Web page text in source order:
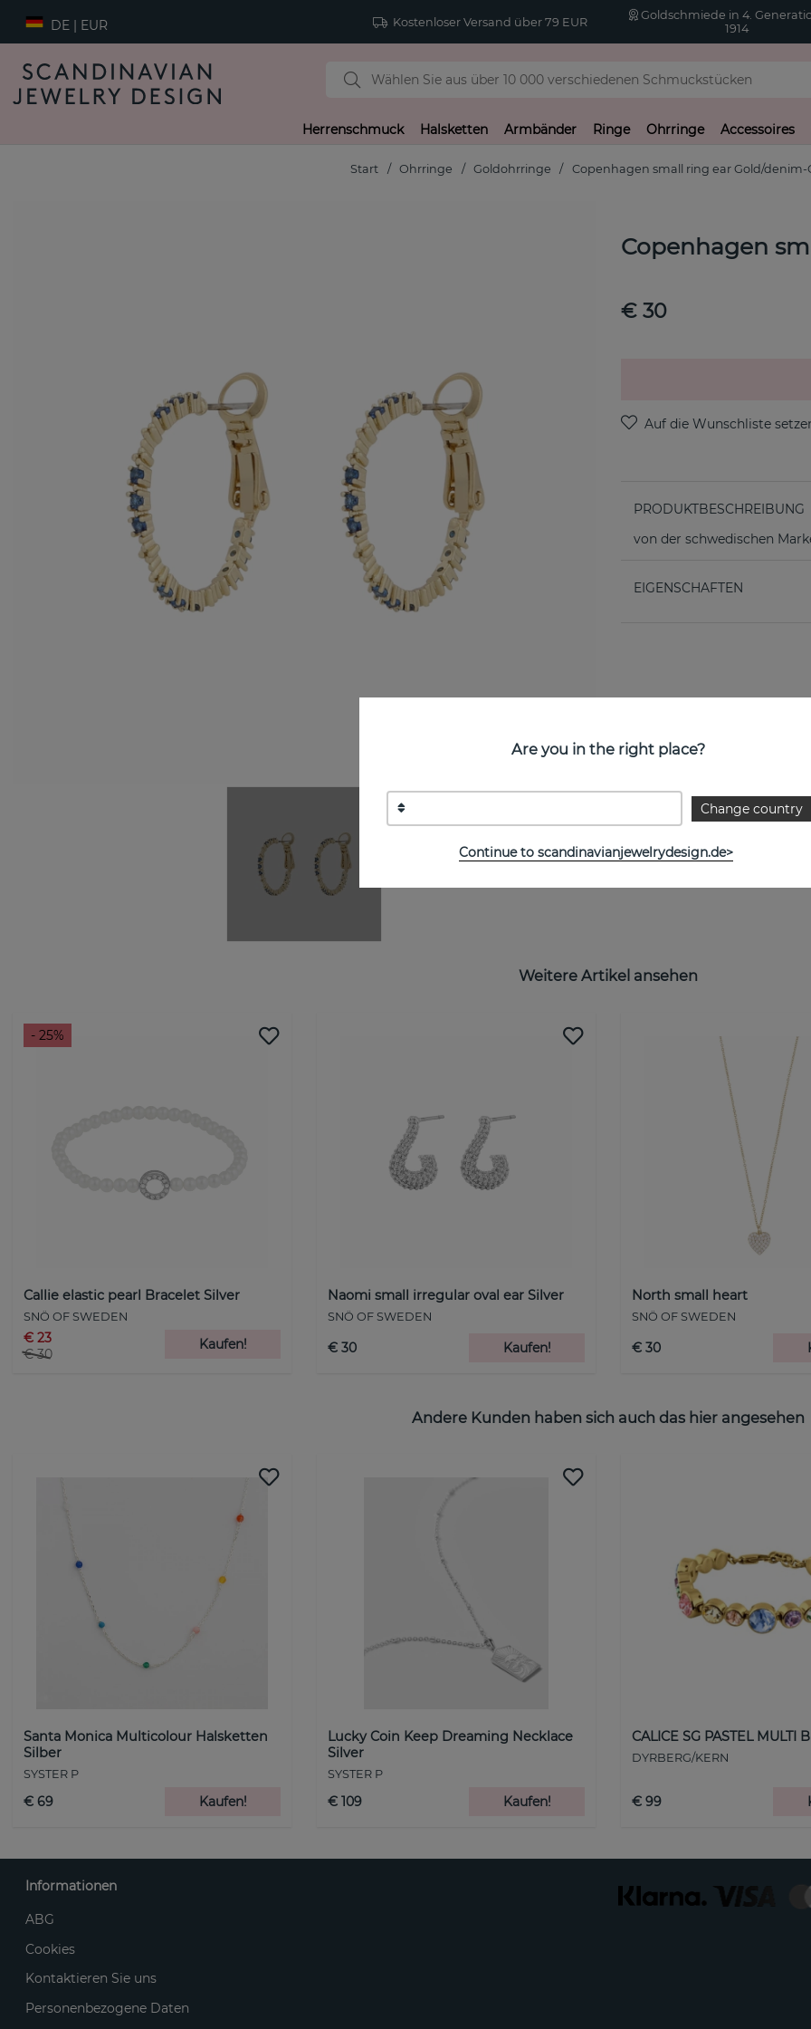
DE | EUR Kostenloser Versand über 79 EUR
Goldschmiede in 4.
1914
Herrenschmuck Halsketten Armbänder Ringe Ohrringe Accessoires
Start Ohrringe Goldohrringe Copenhagen small ring ear Gold/denim-
Copenhagen
€ 30
PRODUKTBESCHREIBUNG
von der schwedischen
EIGENSCHAFTEN
Weitere Artikel ansehen
- 25%
Callie elastic pearl Bracelet Silver
SNÖ OF SWEDEN
€ 23
€ 30
Kaufen!
Naomi small irregular oval ear Silver
SNÖ OF SWEDEN
€ 30 Kaufen!
North small heart
SNÖ OF SWEDEN
€ 30
Andere Kunden haben sich auch das hier angesehen
Santa Monica Multicolour Halsketten
Silber
SYSTER P
€ 69 Kaufen!
Lucky Coin Keep Dreaming Necklace
Silver
SYSTER P
€ 109 Kaufen!
CALICE SG PASTEL MULTI
DYRBERG/KERN
€ 99
Are you in the right place?
Change country
Continue to scandinavianjewelrydesign.de>
Informationen
ABG
Cookies
Kontaktieren Sie uns
Personenbezogene Daten